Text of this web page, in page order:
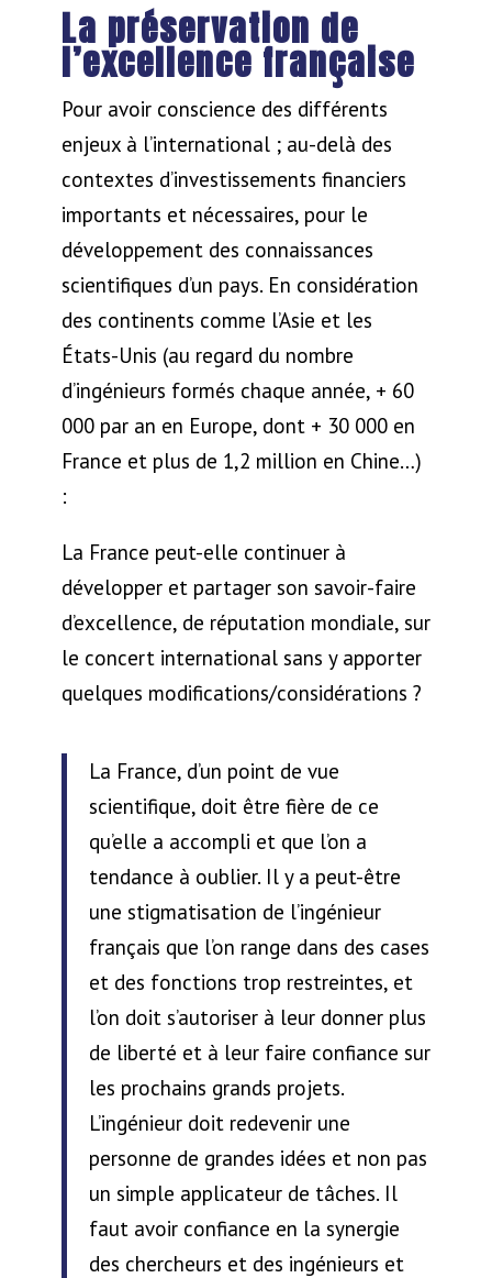
La préservation de
l’excellence française
Pour avoir conscience des différents
enjeux à l’international ; au-delà des
contextes d’investissements financiers
importants et nécessaires, pour le
développement des connaissances
scientifiques d’un pays. En considération
des continents comme l’Asie et les
États-Unis (au regard du nombre
d’ingénieurs formés chaque année, + 60
000 par an en Europe, dont + 30 000 en
France et plus de 1,2 million en Chine…)
:
La France peut-elle continuer à
développer et partager son savoir-faire
d’excellence, de réputation mondiale, sur
le concert international sans y apporter
quelques modifications/considérations ?
La France, d’un point de vue
scientifique, doit être fière de ce
qu’elle a accompli et que l’on a
tendance à oublier. Il y a peut-être
une stigmatisation de l’ingénieur
français que l’on range dans des cases
et des fonctions trop restreintes, et
l’on doit s’autoriser à leur donner plus
de liberté et à leur faire confiance sur
les prochains grands projets.
L’ingénieur doit redevenir une
personne de grandes idées et non pas
un simple applicateur de tâches. Il
faut avoir confiance en la synergie
des chercheurs et des ingénieurs et